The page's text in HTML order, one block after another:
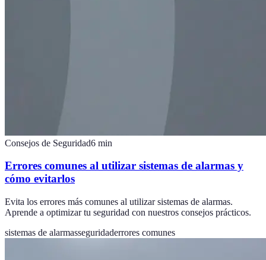
Consejos de Seguridad6 min
Errores comunes al utilizar sistemas de alarmas y
cómo evitarlos
Evita los errores más comunes al utilizar sistemas de alarmas.
Aprende a optimizar tu seguridad con nuestros consejos prácticos.
sistemas de alarmasseguridaderrores comunes